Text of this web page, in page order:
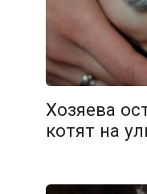
Хозяева
котят на